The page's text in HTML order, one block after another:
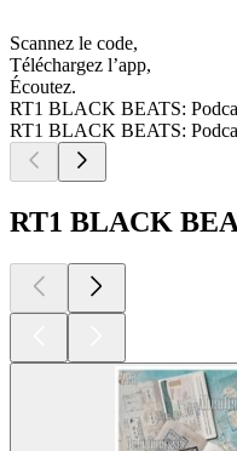
Scannez le code,
Téléchargez l’app,
Écoutez.
RT1 BLACK BEATS:
RT1 BLACK BEATS:
RT1 BLACK